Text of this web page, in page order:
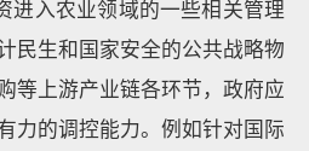
进入农业领域的一些相关管理
民生和国家安全的公共战略物
等上游产业链各环节，政府应
力的调控能力。例如针对国际